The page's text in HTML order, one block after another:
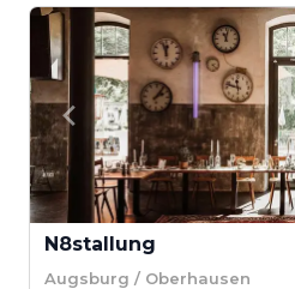
N8stallung
Augsburg / Oberhausen